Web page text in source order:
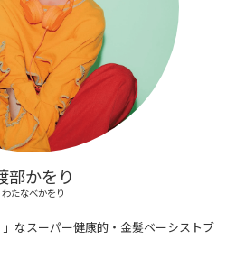
部かをり
わたなべかをり
」なスーパー健康的・金髪ベーシストブ